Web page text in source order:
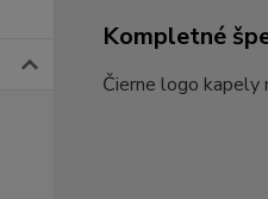
Kompletné
Čierne logo kapely